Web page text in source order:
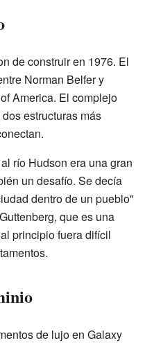
de construir en 1976. El
Norman Belfer y
America. El complejo
estructuras más
río Hudson era una gran
un desafío. Se decía
dentro de un pueblo"
que es una
principio fuera difícil
de lujo en Galaxy